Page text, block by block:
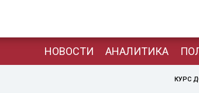
НОВОСТИ АНАЛИТИКА
КУРС